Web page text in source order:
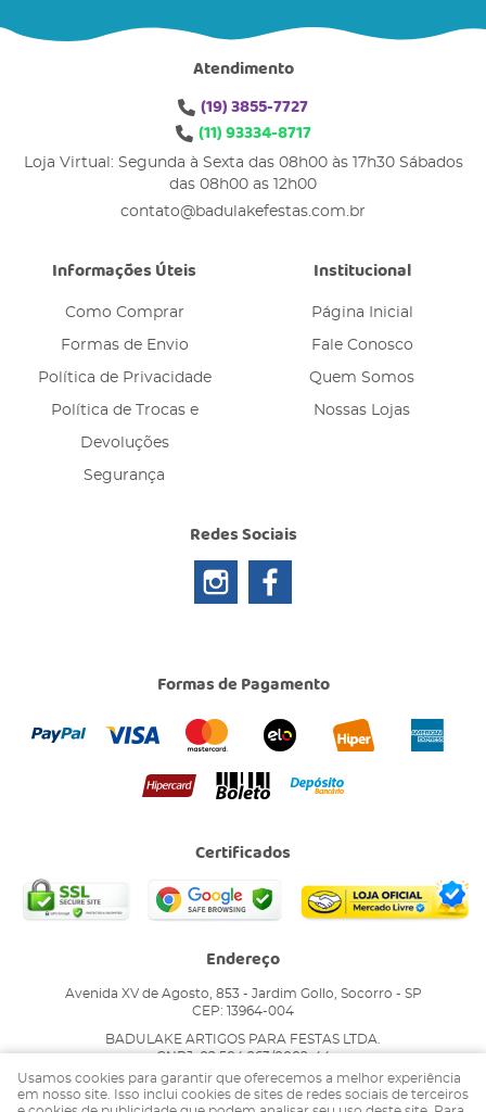
Atendimento
(19)3855-7727
(11)93334-8717
Loja Virtual: Segunda à Sexta das 08h00 às 17h30 Sábados
das 08h00 as 12h00
contato@badulakefestas.com.br
Informações Úteis
Como Comprar
Formas de Envio
Política de Privacidade
Política de Trocas e
Devoluções
Segurança
Institucional
Página Inicial
Fale Conosco
Quem Somos
Nossas Lojas
Redes Sociais
Formas de Pagamento
Certificados
Endereço
Avenida XV de Agosto, 853- Jardim Gollo, Socorro - SP
CEP: 13964-004
BADULAKE ARTIGOS PARA FESTAS LTDA.
CNPJ: 02.504.263/0002-44
Usamos cookies para garantir que oferecemos a melhor experiência
em nosso site. Isso inclui cookies de sites de redes sociais de terceiros